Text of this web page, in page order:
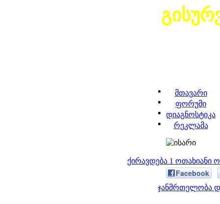
მთავარი
ფორუმი
დიაგნოსტიკა
რეკლამა
ქირავდება 1 ოთახიანი
Facebook
ჯანმრთელობა